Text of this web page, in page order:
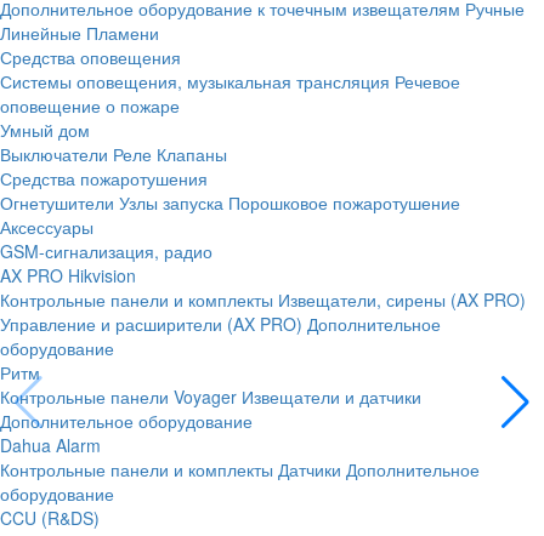
Дополнительное оборудование к точечным извещателям Ручные
Линейные Пламени
Средства оповещения
Системы оповещения, музыкальная трансляция Речевое
оповещение о пожаре
Умный дом
Выключатели Реле Клапаны
Средства пожаротушения
Огнетушители Узлы запуска Порошковое пожаротушение
Аксессуары
GSM-сигнализация, радио
AX PRO Hikvision
Контрольные панели и комплекты Извещатели, сирены (AX PRO)
Управление и расширители (AX PRO) Дополнительное
оборудование
Ритм
Контрольные панели Voyager Извещатели и датчики
Дополнительное оборудование
Dahua Alarm
Контрольные панели и комплекты Датчики Дополнительное
оборудование
CCU (R&DS)